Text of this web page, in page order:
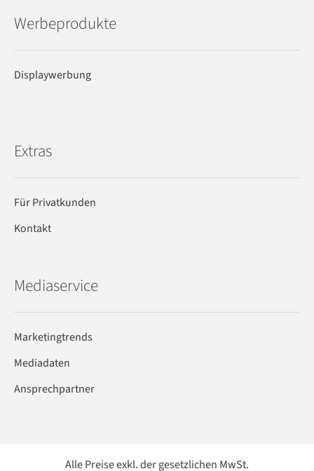
Werbeprodukte
Displaywerbung
Extras
Für Privatkunden
Kontakt
Mediaservice
Marketingtrends
Mediadaten
Ansprechpartner
Alle Preise exkl. der gesetzlichen MwSt.